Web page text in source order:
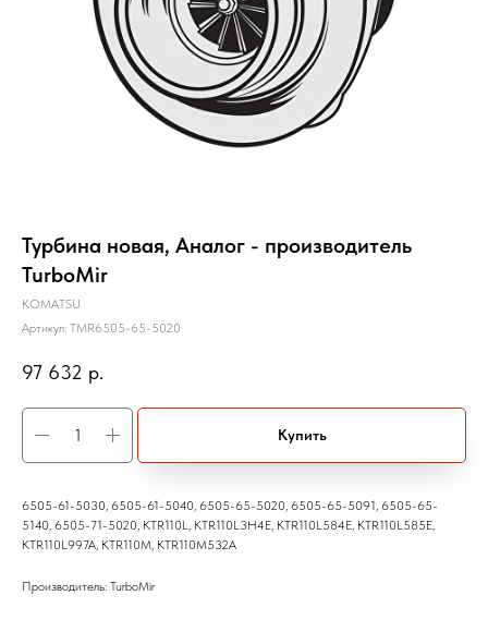
Турбина новая, Аналог - производитель
TurboMir
KOMATSU
Артикул: TMR6505-65-5020
97 632 р.
Купить
6505-61-5030, 6505-61-5040, 6505-65-5020, 6505-65-5091, 6505-65-
5140, 6505-71-5020, KTR110L, KTR110L3H4E, KTR110L584E, KTR110L585E,
KTR110L997A, KTR110M, KTR110M532A
Производитель: TurboMir